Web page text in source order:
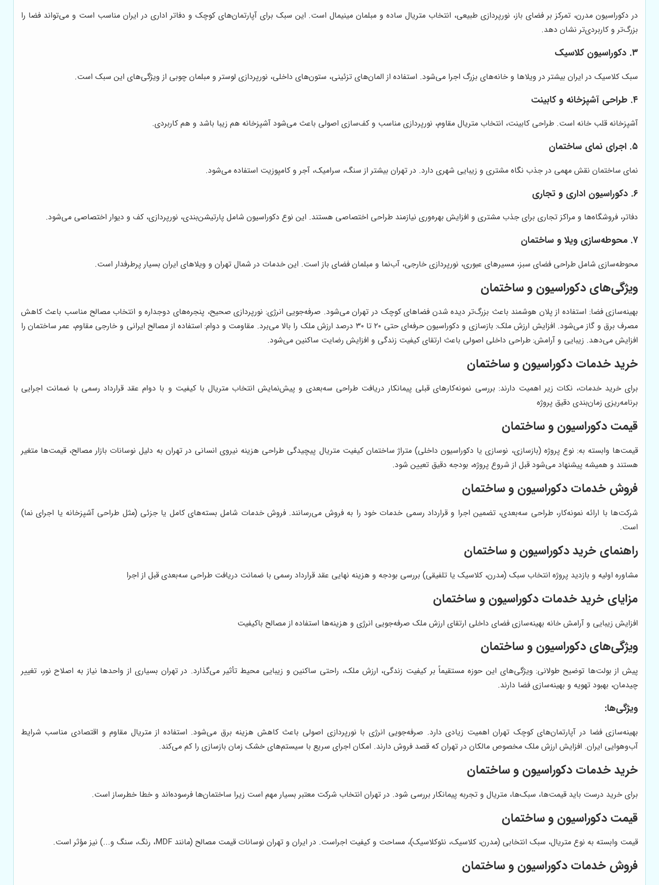
در دکوراسیون مدرن، تمرکز بر فضای باز، نورپردازی طبیعی، انتخاب متریال ساده و مبلمان مینیمال است. این سبک برای آپارتمان‌های کوچک و دفاتر اداری در ایران مناسب است و می‌تواند فضا را
بزرگ‌تر و کاربردی‌تر نشان دهد.
۳. دکوراسیون کلاسیک
سبک کلاسیک در ایران بیشتر در ویلاها و خانه‌های بزرگ اجرا می‌شود. استفاده از المان‌های تزئینی، ستون‌های داخلی، نورپردازی لوستر و مبلمان چوبی از ویژگی‌های این سبک است.
۴. طراحی آشپزخانه و کابینت
آشپزخانه قلب خانه است. طراحی کابینت، انتخاب متریال مقاوم، نورپردازی مناسب و کف‌سازی اصولی باعث می‌شود آشپزخانه هم زیبا باشد و هم کاربردی.
۵. اجرای نمای ساختمان
نمای ساختمان نقش مهمی در جذب نگاه مشتری و زیبایی شهری دارد. در تهران بیشتر از سنگ، سرامیک، آجر و کامپوزیت استفاده می‌شود.
۶. دکوراسیون اداری و تجاری
دفاتر، فروشگاه‌ها و مراکز تجاری برای جذب مشتری و افزایش بهره‌وری نیازمند طراحی اختصاصی هستند. این نوع دکوراسیون شامل پارتیشن‌بندی، نورپردازی، کف و دیوار اختصاصی می‌شود.
۷. محوطه‌سازی ویلا و ساختمان
محوطه‌سازی شامل طراحی فضای سبز، مسیرهای عبوری، نورپردازی خارجی، آب‌نما و مبلمان فضای باز است. این خدمات در شمال تهران و ویلاهای ایران بسیار پرطرفدار است.
ویژگی‌های دکوراسیون و ساختمان
بهینه‌سازی فضا: استفاده از پلان هوشمند باعث بزرگ‌تر دیده شدن فضاهای کوچک در تهران می‌شود. صرفه‌جویی انرژی: نورپردازی صحیح، پنجره‌های دوجداره و انتخاب مصالح مناسب باعث کاهش
مصرف برق و گاز می‌شود. افزایش ارزش ملک: بازسازی و دکوراسیون حرفه‌ای حتی ۲۰ تا ۳۰ درصد ارزش ملک را بالا می‌برد. مقاومت و دوام: استفاده از مصالح ایرانی و خارجی مقاوم، عمر ساختمان را
افزایش می‌دهد. زیبایی و آرامش: طراحی داخلی اصولی باعث ارتقای کیفیت زندگی و افزایش رضایت ساکنین می‌شود.
خرید خدمات دکوراسیون و ساختمان
برای خرید خدمات، نکات زیر اهمیت دارند: بررسی نمونه‌کارهای قبلی پیمانکار دریافت طراحی سه‌بعدی و پیش‌نمایش انتخاب متریال با کیفیت و با دوام عقد قرارداد رسمی با ضمانت اجرایی
برنامه‌ریزی زمان‌بندی دقیق پروژه
قیمت دکوراسیون و ساختمان
قیمت‌ها وابسته به: نوع پروژه (بازسازی، نوسازی یا دکوراسیون داخلی) متراژ ساختمان کیفیت متریال پیچیدگی طراحی هزینه نیروی انسانی در تهران به دلیل نوسانات بازار مصالح، قیمت‌ها متغیر
هستند و همیشه پیشنهاد می‌شود قبل از شروع پروژه، بودجه دقیق تعیین شود.
فروش خدمات دکوراسیون و ساختمان
شرکت‌ها با ارائه نمونه‌کار، طراحی سه‌بعدی، تضمین اجرا و قرارداد رسمی خدمات خود را به فروش می‌رسانند. فروش خدمات شامل بسته‌های کامل یا جزئی (مثل طراحی آشپزخانه یا اجرای نما)
است.
راهنمای خرید دکوراسیون و ساختمان
مشاوره اولیه و بازدید پروژه انتخاب سبک (مدرن، کلاسیک یا تلفیقی) بررسی بودجه و هزینه نهایی عقد قرارداد رسمی با ضمانت دریافت طراحی سه‌بعدی قبل از اجرا
مزایای خرید خدمات دکوراسیون و ساختمان
افزایش زیبایی و آرامش خانه بهینه‌سازی فضای داخلی ارتقای ارزش ملک صرفه‌جویی انرژی و هزینه‌ها استفاده از مصالح باکیفیت
ویژگی‌های دکوراسیون و ساختمان
پیش از بولت‌ها توضیح طولانی: ویژگی‌های این حوزه مستقیماً بر کیفیت زندگی، ارزش ملک، راحتی ساکنین و زیبایی محیط تأثیر می‌گذارد. در تهران بسیاری از واحدها نیاز به اصلاح نور، تغییر
چیدمان، بهبود تهویه و بهینه‌سازی فضا دارند.
ویژگی‌ها:
بهینه‌سازی فضا در آپارتمان‌های کوچک تهران اهمیت زیادی دارد. صرفه‌جویی انرژی با نورپردازی اصولی باعث کاهش هزینه برق می‌شود. استفاده از متریال مقاوم و اقتصادی مناسب شرایط
آب‌وهوایی ایران. افزایش ارزش ملک مخصوص مالکان در تهران که قصد فروش دارند. امکان اجرای سریع با سیستم‌های خشک زمان بازسازی را کم می‌کند.
خرید خدمات دکوراسیون و ساختمان
برای خرید درست باید قیمت‌ها، سبک‌ها، متریال و تجربه پیمانکار بررسی شود. در تهران انتخاب شرکت معتبر بسیار مهم است زیرا ساختمان‌ها فرسوده‌اند و خطا خطرساز است.
قیمت دکوراسیون و ساختمان
قیمت وابسته به نوع متریال، سبک انتخابی (مدرن، کلاسیک، نئوکلاسیک)، مساحت و کیفیت اجراست. در ایران و تهران نوسانات قیمت مصالح (مانند MDF، رنگ، سنگ و...) نیز مؤثر است.
فروش خدمات دکوراسیون و ساختمان